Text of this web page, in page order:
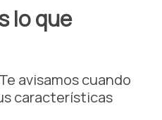
lo que
avisamos cuando
características